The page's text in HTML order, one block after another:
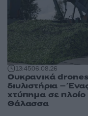
13:4506.08.26
Ουκρανικά
διυλιστήρια –
χτύπημα σε
Θάλασσα